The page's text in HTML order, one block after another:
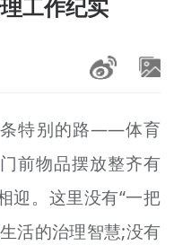
+
工作纪实
特别的路——体育
前物品摆放整齐有
迎。这里没有“一把
活的治理智慧;没有